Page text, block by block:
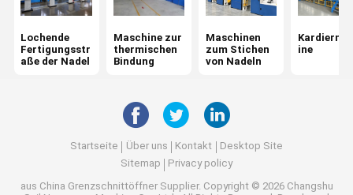
Lochende
Fertigungsstr
aße der Nadel
Maschine zur
thermischen
Bindung
Maschinen
zum Stichen
von Nadeln
ine
Startseite Über uns Kontakt
Desktop Site
Sitemap
Privacy policy
aus China Grenzschnittöffner Supplier. Copyright © 2026 Changshu